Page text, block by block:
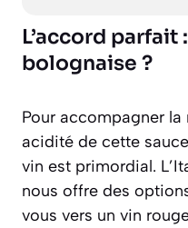
L’accord
bolognaise ?
Pour accompagner
acidité de cette
vin est primordial.
nous offre des
vous vers un vin